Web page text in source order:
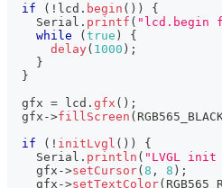
if
( ! lcd . begin ( ) )
{
    Serial
. printf ( "lcd.begin
while
(true )
{
delay( 1000 ) ;
}
}
  gfx
= lcd . gfx ( ) ;
  gfx
->fillScreen (
if
( ! initLvgl ( ) )
{
    Serial
. println ( "LVGL
    gfx
->setCursor(8 , 8 ) ;
    gfx
->setTextColor(